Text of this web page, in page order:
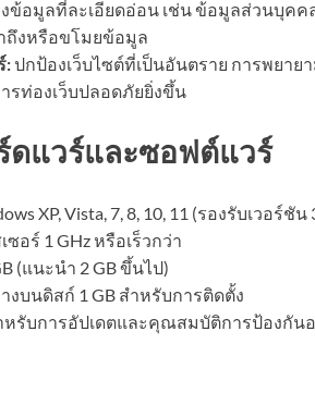
ข้อมูลที่ละเอียดอ่อน เช่น ข้อมูลส่วนบุคค
ถึงหรือขโมยข้อมูล
:ปกป้องเว็บไซต์ที่เป็นอันตราย การพยา
รท่องเว็บปลอดภัยยิ่งขึ้น
ดแวร์และซอฟต์แวร์
XP, Vista, 7, 8, 10, 11 (รองรับเวอร์ชั
ซอร์ 1 GHz หรือเร็วกว่า
(แนะนำ 2 GB ขึ้นไป)
งบนดิสก์ 1 GB สำหรับการติดตั้ง
หรับการอัปเดตและคุณสมบัติการป้องกัน